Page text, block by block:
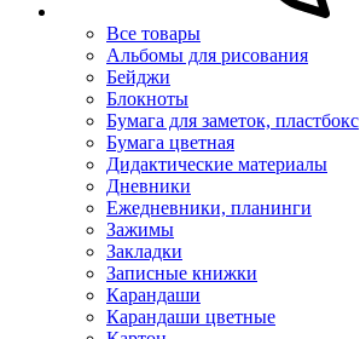
Все товары
Альбомы для рисования
Бейджи
Блокноты
Бумага для заметок, пластбокс
Бумага цветная
Дидактические материалы
Дневники
Ежедневники, планинги
Зажимы
Закладки
Записные книжки
Карандаши
Карандаши цветные